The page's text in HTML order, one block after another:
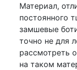
Материал,
постоянного
замшевые
точно не для
рассмотреть
на таком